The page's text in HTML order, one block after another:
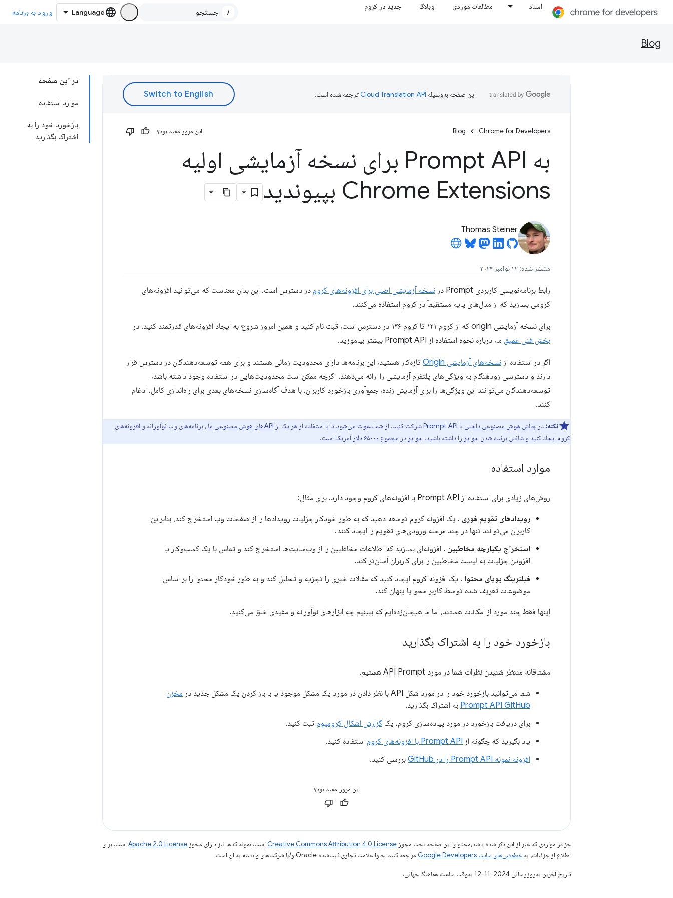
اسناد مطالعات موردی وبلاگ جدید در کروم
/ ورود به برنامه
Blog
در این صفحه
موارد استفاده
بازخورد خود را به
اشتراک بگذارید
این صفحه به‌وسیله ترجمه شده است.
Chrome for Developers
Blog این مرور مفید بود؟
به Prompt API برای نسخه آزمایشی اولیه
Chrome Extensions بپیوندید
Thomas Steiner
منتشر شده: ۱۲ نوامبر ۲۰۲۴
رابط برنامه‌نویسی کاربردی Prompt در نسخه آزمایشی اصلی برای افزونه‌های کروم در دسترس است. این بدان معناست که می‌توانید افزونه‌های
کرومی بسازید که از مدل‌های پایه مستقیماً در کروم استفاده می‌کنند.
برای نسخه آزمایشی origin که از کروم ۱۳۱ تا کروم ۱۳۶ در دسترس است، ثبت نام کنید و همین امروز شروع به ایجاد افزونه‌های قدرتمند کنید. در
بخش فنی عمیق ما، درباره نحوه استفاده از Prompt API بیشتر بیاموزید.
اگر در استفاده از نسخه‌های آزمایشی Origin
تازه‌کار هستید، این برنامه‌ها دارای محدودیت زمانی هستند و برای همه توسعه‌دهندگان در دسترس قرار
دارند و دسترسی زودهنگام به ویژگی‌های پلتفرم آزمایشی را ارائه می‌دهند. اگرچه ممکن است محدودیت‌هایی در استفاده وجود داشته باشد،
توسعه‌دهندگان می‌توانند این ویژگی‌ها را برای آزمایش زنده، جمع‌آوری بازخورد کاربران، با هدف آگاه‌سازی نسخه‌های بعدی برای راه‌اندازی کامل، ادغام
کنند.
نکته: در چالش هوش مصنوعی داخلی با Prompt API شرکت کنید. از شما دعوت می‌شود تا با استفاده از هر یک از APIهای هوش مصنوعی ما
، برنامه‌های وب نوآورانه و افزونه‌های
کروم ایجاد کنید و شانس برنده شدن جوایز را داشته باشید. جوایز در مجموع ۶۵۰۰۰ دلار آمریکا است.
موارد استفاده
روش‌های زیادی برای استفاده از Prompt API با افزونه‌های کروم وجود دارد. برای مثال:
رویدادهای تقویم فوری . یک افزونه کروم توسعه دهید که به طور خودکار جزئیات رویدادها را از صفحات وب استخراج کند، بنابراین
کاربران می‌توانند تنها در چند مرحله ورودی‌های تقویم را ایجاد کنند.
استخراج یکپارچه مخاطبین . افزونه‌ای بسازید که اطلاعات مخاطبین را از وب‌سایت‌ها استخراج کند و تماس با یک کسب‌وکار یا
افزودن جزئیات به لیست مخاطبین را برای کاربران آسان‌تر کند.
فیلترینگ پویای محتوا . یک افزونه کروم ایجاد کنید که مقالات خبری را تجزیه و تحلیل کند و به طور خودکار محتوا را بر اساس
موضوعات تعریف شده توسط کاربر محو یا پنهان کند.
اینها فقط چند مورد از امکانات هستند، اما ما هیجان‌زده‌ایم که ببینیم چه ابزارهای نوآورانه و مفیدی خلق می‌کنید.
بازخورد خود را به اشتراک بگذارید
مشتاقانه منتظر شنیدن نظرات شما در مورد API Prompt هستیم.
شما می‌توانید بازخورد خود را در مورد شکل API با نظر دادن در مورد یک مشکل موجود یا با باز کردن یک مشکل جدید در
مخزن
Prompt API GitHub به اشتراک بگذارید.
برای دریافت بازخورد در مورد پیاده‌سازی کروم، یک گزارش اشکال کرومیوم ثبت کنید.
یاد بگیرید که چگونه از Prompt API با افزونه‌های کروم
استفاده کنید.
افزونه نمونه Prompt API را در GitHub
بررسی کنید.
این مرور مفید بود؟
جز در مواردی که غیر از این ذکر شده باشد،‌محتوای این صفحه تحت مجوز Creative Commons Attribution 4.0 License است. نمونه کدها نیز دارای مجوز Apache 2.0 License است. برای
اطلاع از جزئیات، به خطمشی‌های سایت Google Developers‏ مراجعه کنید. جاوا علامت تجاری ثبت‌شده Oracle و/یا شرکت‌های وابسته به آن است.
تاریخ آخرین به‌روزرسانی 2024-11-12 به‌وقت ساعت هماهنگ جهانی.